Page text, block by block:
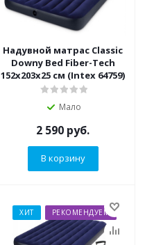
Надувной матрас Classic
Downy Bed Fiber-Tech
152х203х25 см (Intex 64759)
Мало
2 590 руб.
В корзину
ХИТ РЕКОМЕНДУЕМ